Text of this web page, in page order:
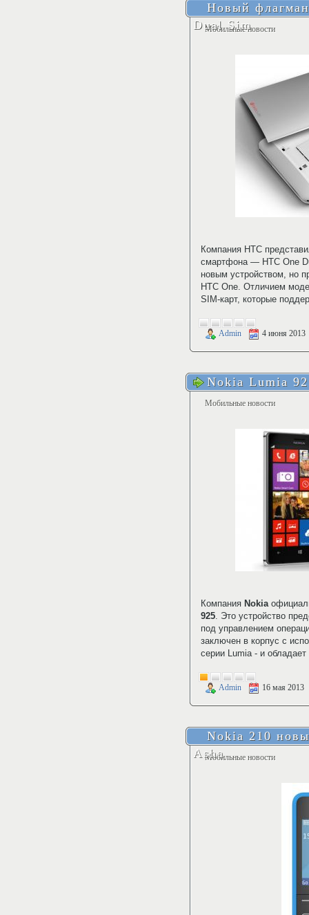
Новый
Dual Sim
Мобильные новости
Компания HTC
смартфона — HTC One
новым устройством, но
HTC One. Отличием
SIM-карт, которые
Admin 4 июня 2013
Nokia Lumia
Мобильные новости
Компания Nokia
925. Это устройство
под управлением
заключен в корпус с
серии Lumia - и
Admin 16 мая 2013
Nokia 210
Asha
Мобильные новости